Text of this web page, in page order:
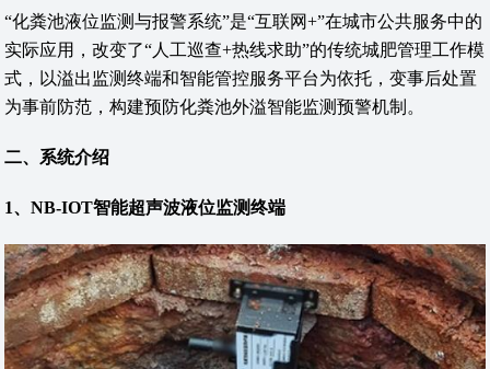
“化粪池液位监测与报警系统”是“互联网+”在城市公共服务中的
实际应用，改变了“人工巡查+热线求助”的传统城肥管理工作模
式，以溢出监测终端和智能管控服务平台为依托，变事后处置
为事前防范，构建预防化粪池外溢智能监测预警机制。
二、系统介绍
1、NB-IOT智能超声波液位监测终端